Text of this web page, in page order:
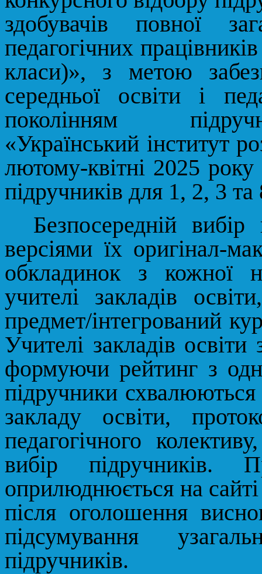
здобувачів повної
педагогічних
класи)», з метою
середньої освіти і
поколінням
«Український інститут
лютому-квітні 2025 року
підручників для 1, 2, 3 та
Безпосередній
версіями їх оригінал-
обкладинок з кожної
учителі закладів
предмет/інтегрований
Учителі закладів
формуючи рейтинг з
підручники схвалюються
закладу освіти,
педагогічного
вибір підручників.
оприлюднюється на
після оголошення
підсумування
підручників.